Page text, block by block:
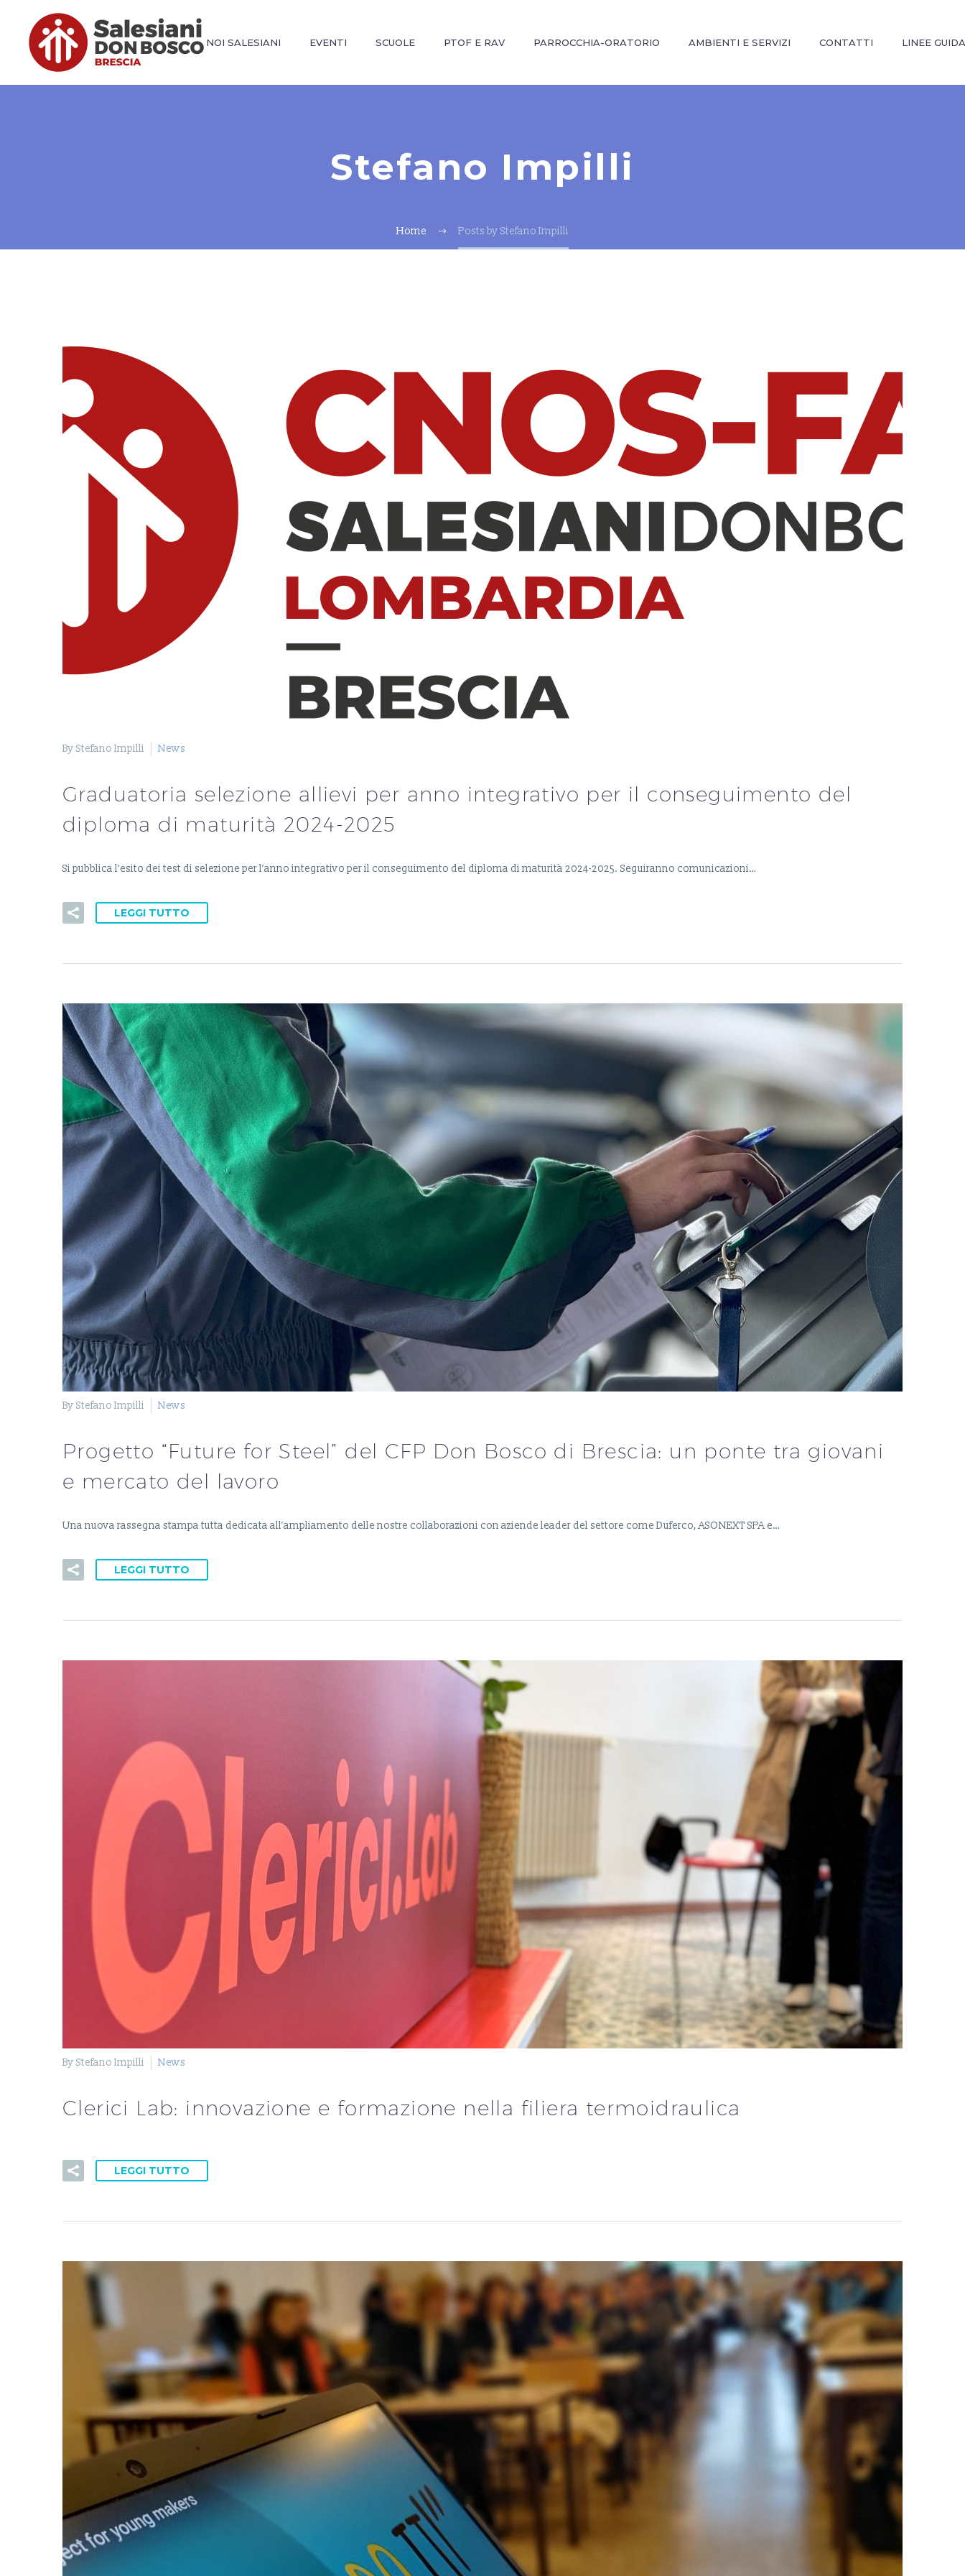
NOI SALESIANI EVENTI SCUOLE PTOF E RAV PARROCCHIA-ORATORIO AMBIENTI E SERVIZI CONTATTI LINEE GUIDA
Stefano Impilli
Home Posts by Stefano Impilli
By Stefano Impilli News
Graduatoria selezione allievi per anno integrativo per il conseguimento del
diploma di maturità 2024-2025
Si pubblica l’esito dei test di selezione per l’anno integrativo per il conseguimento del diploma di maturità 2024-2025. Seguiranno comunicazioni…
LEGGI TUTTO
By Stefano Impilli News
Progetto “Future for Steel” del CFP Don Bosco di Brescia: un ponte tra giovani
e mercato del lavoro
Una nuova rassegna stampa tutta dedicata all’ampliamento delle nostre collaborazioni con aziende leader del settore come Duferco, ASONEXT SPA e…
LEGGI TUTTO
By Stefano Impilli News
Clerici Lab: innovazione e formazione nella filiera termoidraulica
LEGGI TUTTO